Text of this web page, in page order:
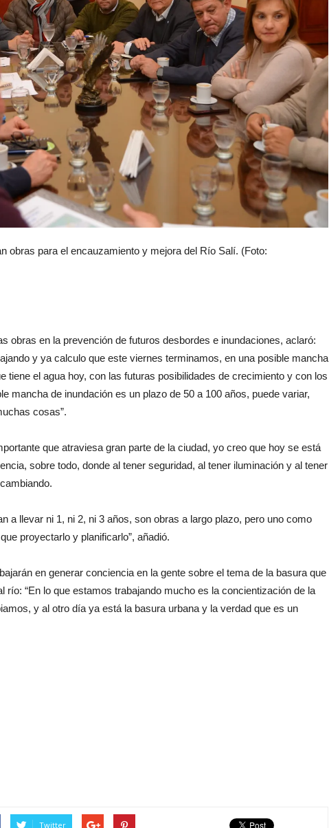
obras para el encauzamiento y mejora del Río Salí. (Foto:
obras en la prevención de futuros desbordes e inundaciones, aclaró:
y ya calculo que este viernes terminamos, en una posible mancha
tiene el agua hoy, con las futuras posibilidades de crecimiento y con los
mancha de inundación es un plazo de 50 a 100 años, puede variar,
cosas”.
que atraviesa gran parte de la ciudad, yo creo que hoy se está
sobre todo, donde al tener seguridad, al tener iluminación y al tener
a llevar ni 1, ni 2, ni 3 años, son obras a largo plazo, pero uno como
proyectarlo y planificarlo”, añadió.
en generar conciencia en la gente sobre el tema de la basura que
río: “En lo que estamos trabajando mucho es la concientización de la
y al otro día ya está la basura urbana y la verdad que es un
Twitter